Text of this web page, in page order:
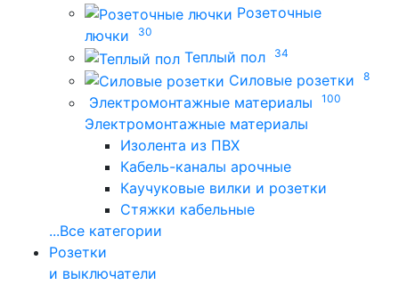
Розеточные
лючки
30
Теплый пол 34
Силовые розетки 8
Электромонтажные материалы 100
Электромонтажные материалы
Изолента из ПВХ
Кабель-каналы арочные
Каучуковые вилки и розетки
Стяжки кабельные
...Все категории
Розетки
и выключатели